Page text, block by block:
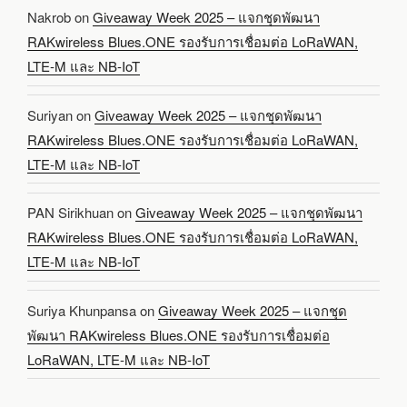
NakrobonGiveaway Week 2025 – แจกชุดพัฒนา
RAKwireless Blues.ONE รองรับการเชื่อมต่อ LoRaWAN,
LTE-M และ NB-IoT
SuriyanonGiveaway Week 2025 – แจกชุดพัฒนา
RAKwireless Blues.ONE รองรับการเชื่อมต่อ LoRaWAN,
LTE-M และ NB-IoT
PAN SirikhuanonGiveaway Week 2025 – แจกชุดพัฒนา
RAKwireless Blues.ONE รองรับการเชื่อมต่อ LoRaWAN,
LTE-M และ NB-IoT
Suriya KhunpansaonGiveaway Week 2025 – แจกชุด
พัฒนา RAKwireless Blues.ONE รองรับการเชื่อมต่อ
LoRaWAN, LTE-M และ NB-IoT